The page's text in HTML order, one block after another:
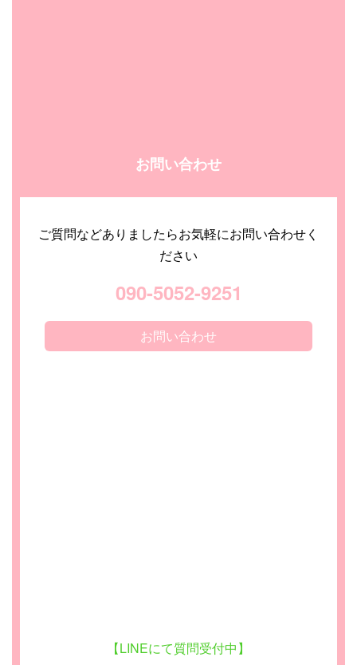
お問い合わせ
ご質問などありましたらお気軽にお問い合わせく
ださい
090-5052-9251
お問い合わせ
【LINEにて質問受付中】